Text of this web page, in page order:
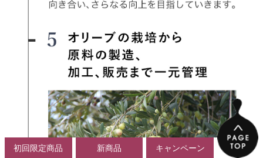
初回限定商品 新商品 キャンペーン